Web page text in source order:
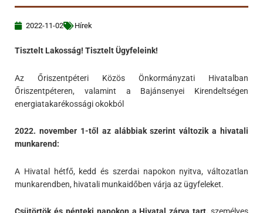
2022-11-02 Hírek
Tisztelt Lakosság! Tisztelt Ügyfeleink!
Az Őriszentpéteri Közös Önkormányzati Hivatalban
Őriszentpéteren, valamint a Bajánsenyei Kirendeltségen
energiatakarékossági okokból
2022. november 1-től az alábbiak szerint változik a hivatali
munkarend:
A Hivatal hétfő, kedd és szerdai napokon nyitva, változatlan
munkarendben, hivatali munkaidőben várja az ügyfeleket.